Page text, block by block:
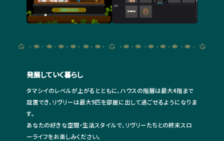
発展していく暮らし
タマシイのレベルが上がるとともに、ハウスの階層は最大4階まで
設置でき、リヴリーは最大9匹を部屋に出して過ごせるようになりま
す。
あなたの好きな空間・生活スタイルで、リヴリーたちとの終末スロ
ーライフをお楽しみください。